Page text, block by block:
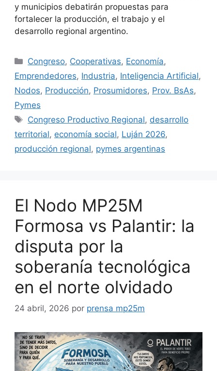
y municipios debatirán propuestas para
fortalecer la producción, el trabajo y el
desarrollo regional argentino.
Congreso, Cooperativas, Economía,
Emprendedores, Industria, Inteligencia Artificial,
Nodos, Producción, Prosumidores, Prov. BsAs,
Pymes
Congreso Productivo Regional, desarrollo
territorial, economía social, Luján 2026,
producción regional, pymes argentinas
El Nodo MP25M
Formosa vs Palantir: la
disputa por la
soberanía tecnológica
en el norte olvidado
24 abril, 2026 por prensa mp25m